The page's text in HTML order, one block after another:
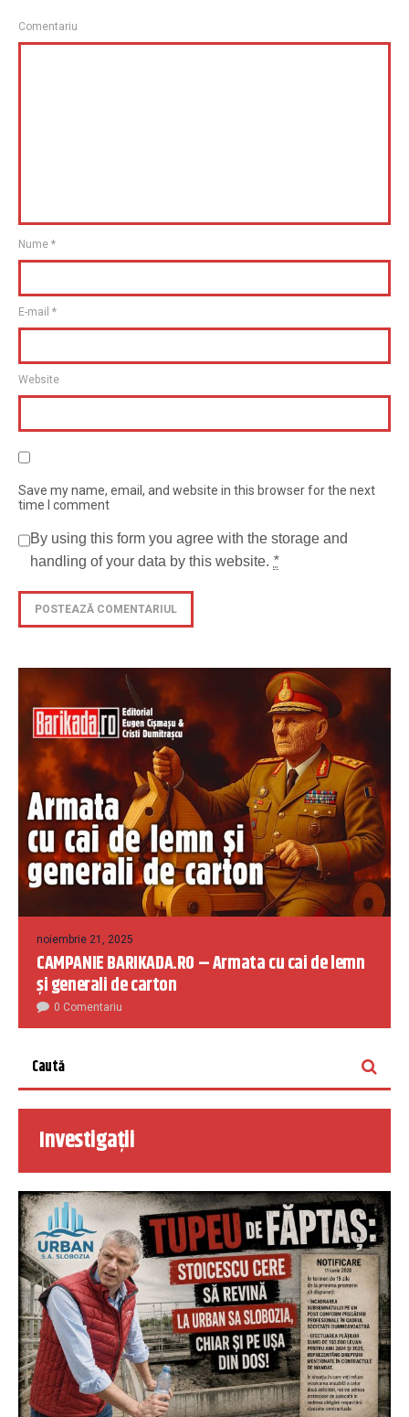
Comentariu
Nume *
E-mail *
Website
Save my name, email, and website in this browser for the next
time I comment
By using this form you agree with the storage and
handling of your data by this website. *
noiembrie 21, 2025
CAMPANIE BARIKADA.RO – Armata cu cai de lemn
și generali de carton
0 Comentariu
Investigații